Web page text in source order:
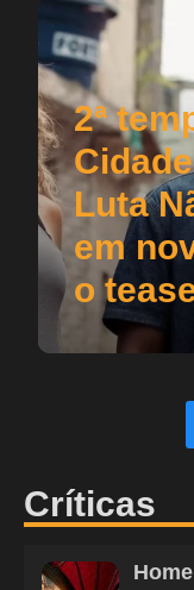
2ª
Luta
em
o
Críticas